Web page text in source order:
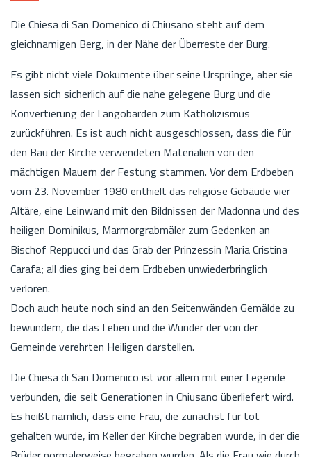
Die Chiesa di San Domenico di Chiusano steht auf dem
gleichnamigen Berg, in der Nähe der Überreste der Burg.
Es gibt nicht viele Dokumente über seine Ursprünge, aber sie
lassen sich sicherlich auf die nahe gelegene Burg und die
Konvertierung der Langobarden zum Katholizismus
zurückführen. Es ist auch nicht ausgeschlossen, dass die für
den Bau der Kirche verwendeten Materialien von den
mächtigen Mauern der Festung stammen. Vor dem Erdbeben
vom 23. November 1980 enthielt das religiöse Gebäude vier
Altäre, eine Leinwand mit den Bildnissen der Madonna und des
heiligen Dominikus, Marmorgrabmäler zum Gedenken an
Bischof Reppucci und das Grab der Prinzessin Maria Cristina
Carafa; all dies ging bei dem Erdbeben unwiederbringlich
verloren.
Doch auch heute noch sind an den Seitenwänden Gemälde zu
bewundern, die das Leben und die Wunder der von der
Gemeinde verehrten Heiligen darstellen.
Die Chiesa di San Domenico ist vor allem mit einer Legende
verbunden, die seit Generationen in Chiusano überliefert wird.
Es heißt nämlich, dass eine Frau, die zunächst für tot
gehalten wurde, im Keller der Kirche begraben wurde, in der die